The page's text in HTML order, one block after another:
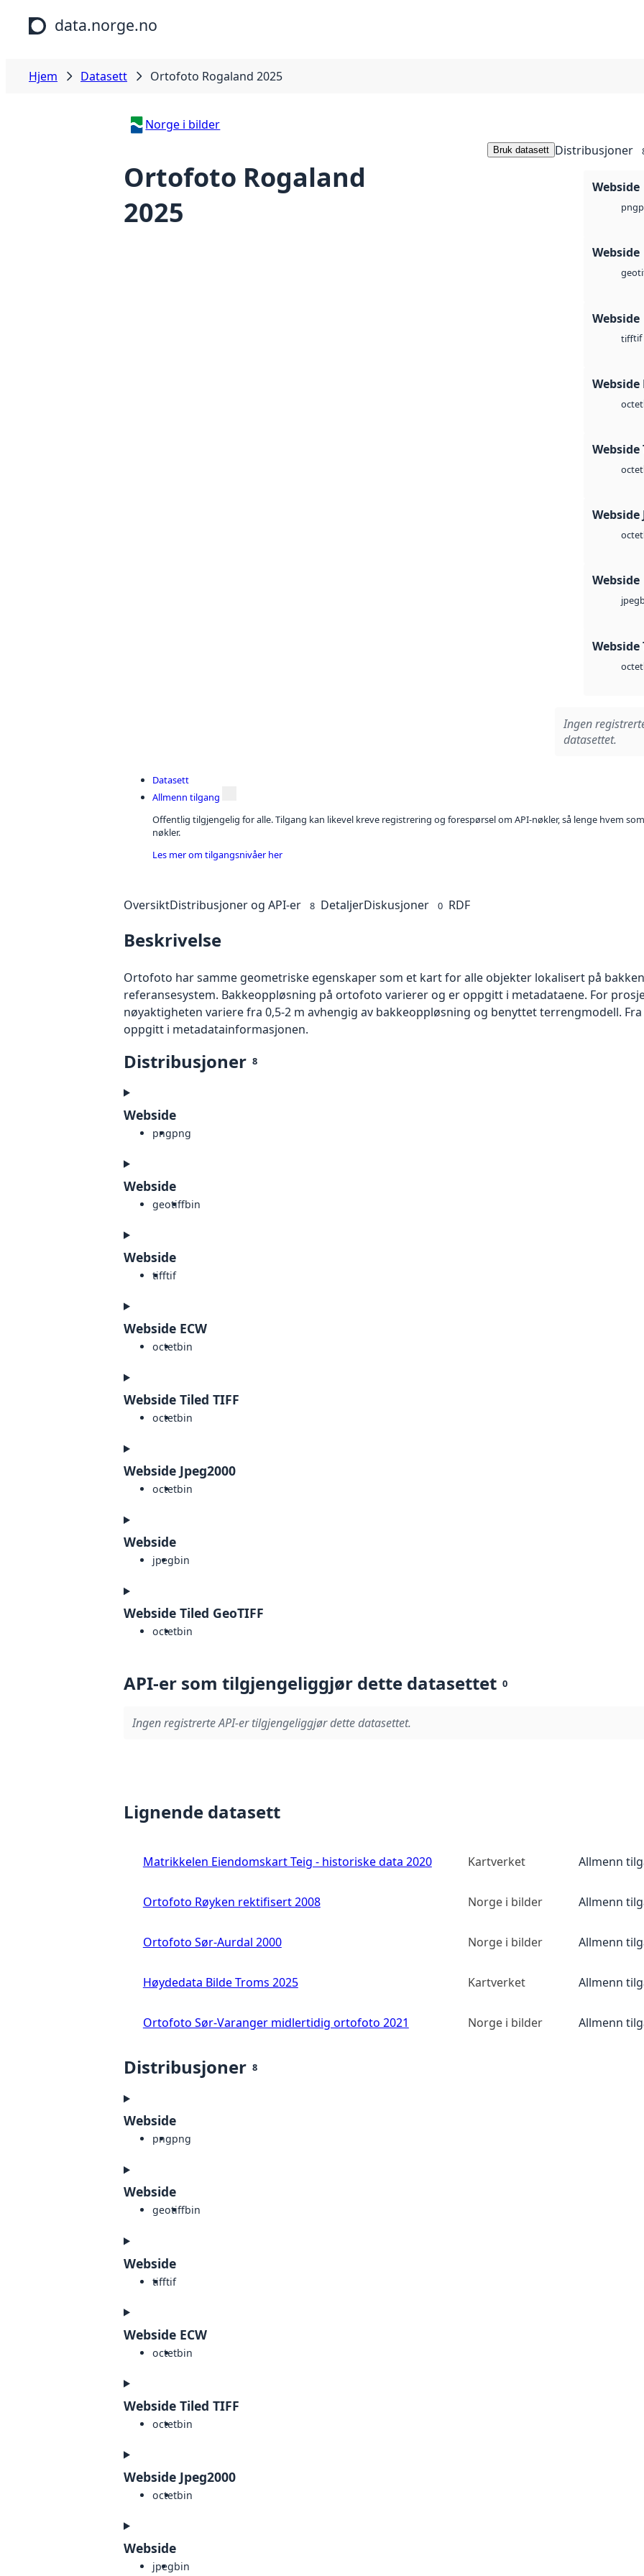
Hopp til hovedinnhold
data.norge.no
Hjem Datasett Ortofoto Rogaland 2025
Norge i bilder
Ortofoto Rogaland
2025
Bruk datasett Distribusjoner
Webside
png
Webside
Webside
tifftif
Webside
octet
Webside
octet
Webside
octet
Webside
jpeg
Webside
octet
Ingen
datasettet.
Datasett
Allmenn tilgang
Offentlig tilgjengelig for alle. Tilgang kan likevel kreve registrering og forespørsel om API-nøkler, så lenge hvem
nøkler.
Les mer om tilgangsnivåer her
OversiktDistribusjoner og API-er 8 DetaljerDiskusjoner 0 RDF
Beskrivelse
Ortofoto har samme geometriske egenskaper som et kart for alle objekter lokalisert på
referansesystem. Bakkeoppløsning på ortofoto varierer og er oppgitt i metadataene. For
nøyaktigheten variere fra 0,5-2 m avhengig av bakkeoppløsning og benyttet terrengmodell.
oppgitt i metadatainformasjonen.
Distribusjoner 8
Webside
pngpng
Webside
geotiffbin
Webside
tifftif
Webside ECW
octetbin
Webside Tiled TIFF
octetbin
Webside Jpeg2000
octetbin
Webside
jpegbin
Webside Tiled GeoTIFF
octetbin
API-er som tilgjengeliggjør dette datasettet 0
Ingen registrerte API-er tilgjengeliggjør dette datasettet.
Lignende datasett
Matrikkelen Eiendomskart Teig - historiske data 2020 Kartverket Allmenn
Ortofoto Røyken rektifisert 2008 Norge i bilder Allmenn
Ortofoto Sør-Aurdal 2000 Norge i bilder Allmenn
Høydedata Bilde Troms 2025 Kartverket Allmenn
Ortofoto Sør-Varanger midlertidig ortofoto 2021 Norge i bilder Allmenn
Distribusjoner 8
Webside
pngpng
Webside
geotiffbin
Webside
tifftif
Webside ECW
octetbin
Webside Tiled TIFF
octetbin
Webside Jpeg2000
octetbin
Webside
jpegbin